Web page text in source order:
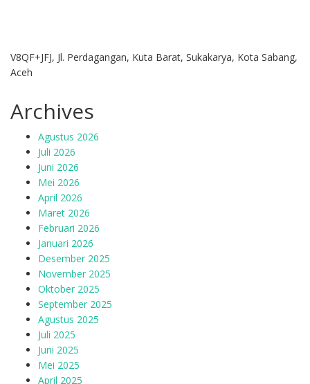
V8QF+JFJ, Jl. Perdagangan, Kuta Barat, Sukakarya, Kota Sabang,
Aceh
Archives
Agustus 2026
Juli 2026
Juni 2026
Mei 2026
April 2026
Maret 2026
Februari 2026
Januari 2026
Desember 2025
November 2025
Oktober 2025
September 2025
Agustus 2025
Juli 2025
Juni 2025
Mei 2025
April 2025